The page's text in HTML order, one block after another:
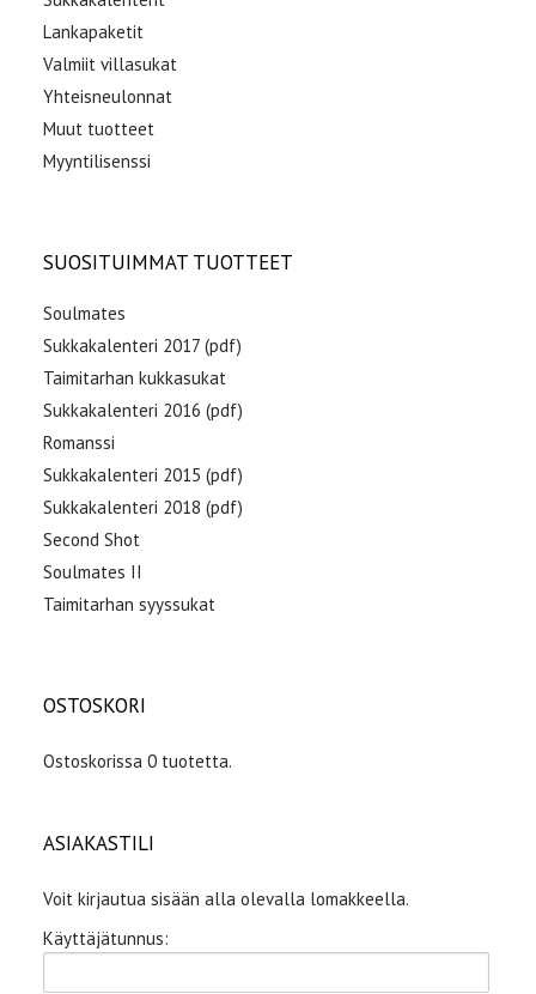
Lankapaketit
Valmiit villasukat
Yhteisneulonnat
Muut tuotteet
Myyntilisenssi
SUOSITUIMMAT TUOTTEET
Soulmates
Sukkakalenteri 2017 (pdf)
Taimitarhan kukkasukat
Sukkakalenteri 2016 (pdf)
Romanssi
Sukkakalenteri 2015 (pdf)
Sukkakalenteri 2018 (pdf)
Second Shot
Soulmates II
Taimitarhan syyssukat
OSTOSKORI
Ostoskorissa 0 tuotetta.
ASIAKASTILI
Voit kirjautua sisään alla olevalla lomakkeella.
Käyttäjätunnus: